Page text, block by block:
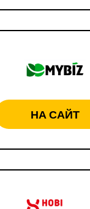
НА САЙТ